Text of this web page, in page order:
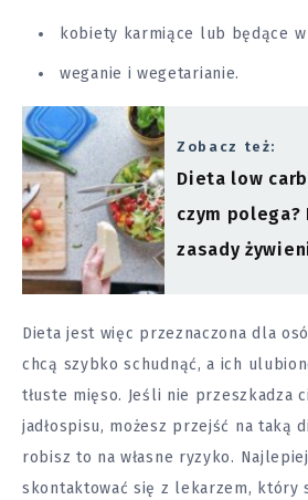
kobiety karmiące lub będące w
weganie i wegetarianie.
Zobacz też:
Dieta low
czym polega?
zasady
Dieta jest więc przeznaczona dla
chcą szybko schudnąć, a ich
tłuste mięso. Jeśli nie przeszkadza
jadłospisu, możesz przejść na taką
robisz to na własne ryzyko.
skontaktować się z lekarzem, który